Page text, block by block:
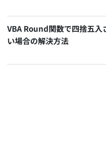
VBA Round関数で四捨五入
い場合の解決方法